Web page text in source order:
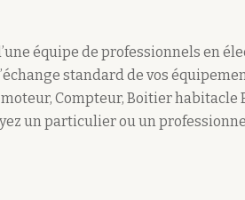
équipe de professionnels en
standard de vos
Compteur, Boitier habitacle
un particulier ou un